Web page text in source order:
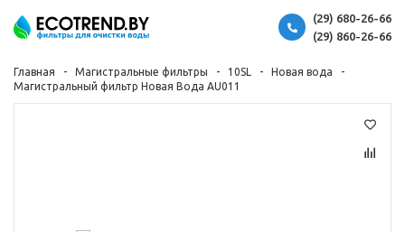
(29) 680-26-66
(29) 860-26-66
Главная Магистральные фильтры 10SL
Новая вода
Магистральный фильтр Новая Вода AU011